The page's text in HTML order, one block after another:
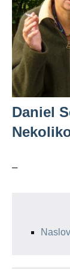
Daniel
–